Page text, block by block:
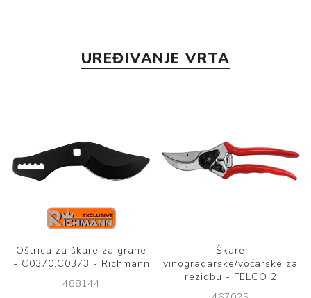
UREĐIVANJE VRTA
ŠKARE FELCO 221 90CM
497114
104,97 €
Aku škare za grane -
Dewalt 18V DCMPP568P1
496161